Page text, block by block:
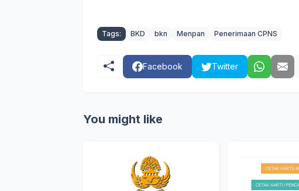
Tags: BKD bkn Menpan Penerimaan CPNS
Facebook Twitter
You might like